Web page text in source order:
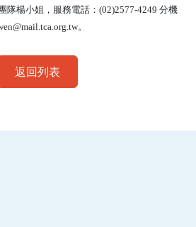
隊楊小姐，服務電話：(02)2577-4249 分機
。
返回列表